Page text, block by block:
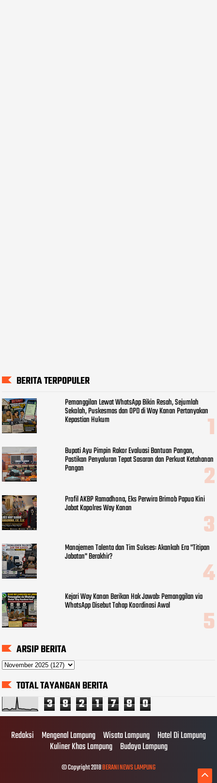
BERITA TERPOPULER
Pemanggilan Lewat WhatsApp Bikin Resah, Sejumlah
Sekolah, Puskesmas dan OPD di Way Kanan Pertanyakan
Kepastian Hukum
Bupati Ayu Pimpin Rakor Evaluasi Bantuan Pangan,
Pastikan Penyaluran Tepat Sasaran dan Perkuat Ketahanan
Pangan
Profil AKBP Ramadhona, Eks Perwira Brimob Papua Kini
Jabat Kapolres Way Kanan
Manajemen Talenta dan Tim Sukses: Akankah Era "Titipan
Jabatan" Berakhir?
Kejari Way Kanan Berikan Hak Jawab: Pemanggilan via
WhatsApp Disebut Tahap Koordinasi Awal
ARSIP BERITA
TOTAL TAYANGAN BERITA
3 8 2 1 7 8 0
Redaksi Mengenal Lampung Wisata Lampung Hotel Di Lampung
Kuliner Khas Lampung Budaya Lampung
© Copyright 2018BERANI NEWS LAMPUNG